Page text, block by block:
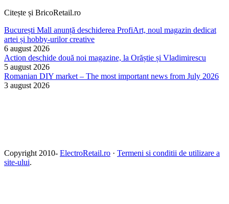
Citește și BricoRetail.ro
București Mall anunță deschiderea ProfiArt, noul magazin dedicat
artei și hobby-urilor creative
6 august 2026
Action deschide două noi magazine, la Orăștie și Vladimirescu
5 august 2026
Romanian DIY market – The most important news from July 2026
3 august 2026
Copyright 2010- ElectroRetail.ro · Termeni si conditii de utilizare a
site-ului.